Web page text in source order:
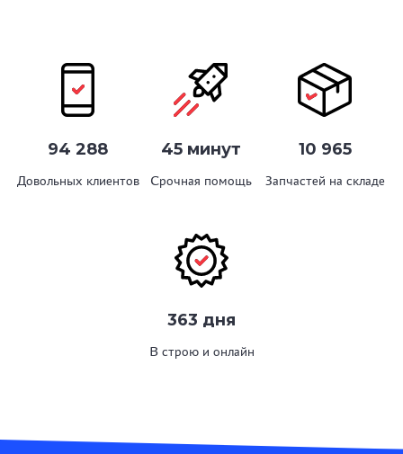
94 288
Довольных клиентов
45 минут
Срочная помощь
10 965
Запчастей на складе
363 дня
В строю и онлайн